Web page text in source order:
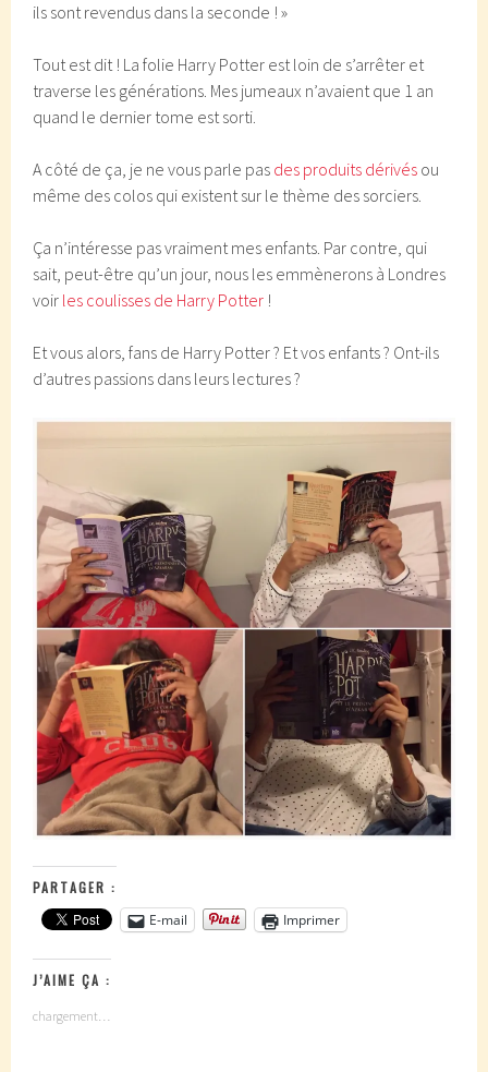
ils sont revendus dans la seconde ! »
Tout est dit ! La folie Harry Potter est loin de s’arrêter et
traverse les générations. Mes jumeaux n’avaient que 1 an
quand le dernier tome est sorti.
A côté de ça, je ne vous parle pas des produits dérivés ou
même des colos qui existent sur le thème des sorciers.
Ça n’intéresse pas vraiment mes enfants. Par contre, qui
sait, peut-être qu’un jour, nous les emmènerons à Londres
voir les coulisses de Harry Potter !
Et vous alors, fans de Harry Potter ? Et vos enfants ? Ont-ils
d’autres passions dans leurs lectures ?
PARTAGER :
E-mail
Imprimer
J’AIME ÇA :
chargement…